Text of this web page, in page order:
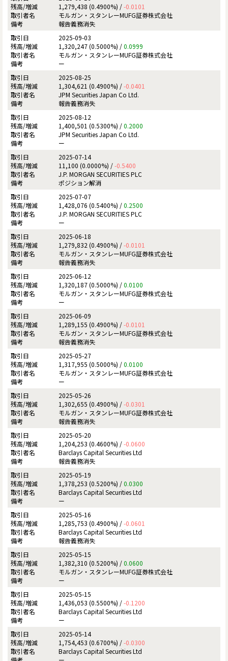
1,279,438 (0.4900%) /-0.0101
モルガン・スタンレーMUFG証券株式会社
報告義務消失
2025-09-03
1,320,247 (0.5000%) /0.0999
モルガン・スタンレーMUFG証券株式会社
ー
2025-08-25
1,304,621 (0.4900%) /-0.0401
JPM Securities Japan Co Ltd.
報告義務消失
2025-08-12
1,400,501 (0.5300%) /0.2000
JPM Securities Japan Co Ltd.
ー
2025-07-14
11,100 (0.0000%) /-0.5400
J.P. MORGAN SECURITIES PLC
ポジション解消
2025-07-07
1,428,076 (0.5400%) /0.2500
J.P. MORGAN SECURITIES PLC
ー
2025-06-18
1,279,832 (0.4900%) /-0.0101
モルガン・スタンレーMUFG証券株式会社
報告義務消失
2025-06-12
1,320,187 (0.5000%) /0.0100
モルガン・スタンレーMUFG証券株式会社
ー
2025-06-09
1,289,155 (0.4900%) /-0.0101
モルガン・スタンレーMUFG証券株式会社
報告義務消失
2025-05-27
1,317,955 (0.5000%) /0.0100
モルガン・スタンレーMUFG証券株式会社
ー
2025-05-26
1,302,655 (0.4900%) /-0.0301
モルガン・スタンレーMUFG証券株式会社
報告義務消失
2025-05-20
1,204,253 (0.4600%) /-0.0600
Barclays Capital Securities Ltd
報告義務消失
2025-05-19
1,378,253 (0.5200%) /0.0300
Barclays Capital Securities Ltd
ー
2025-05-16
1,285,753 (0.4900%) /-0.0601
Barclays Capital Securities Ltd
報告義務消失
2025-05-15
1,382,310 (0.5200%) /0.0600
モルガン・スタンレーMUFG証券株式会社
ー
2025-05-15
1,436,053 (0.5500%) /-0.1200
Barclays Capital Securities Ltd
ー
2025-05-14
1,754,453 (0.6700%) /-0.0300
Barclays Capital Securities Ltd